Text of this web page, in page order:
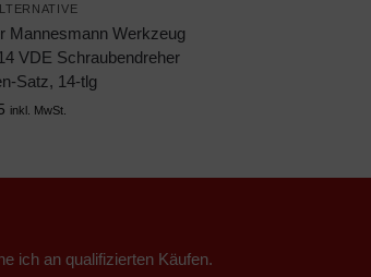
Mannesmann Werkzeug
VDE Schraubendreher
Satz, 14-tlg
inkl. MwSt.
ich an qualifizierten Käufen.